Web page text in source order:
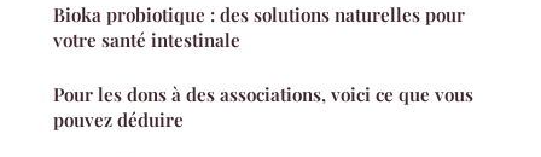
Bioka probiotique : des solutions naturelles pour
votre santé intestinale
Pour les dons à des associations, voici ce que vous
pouvez déduire